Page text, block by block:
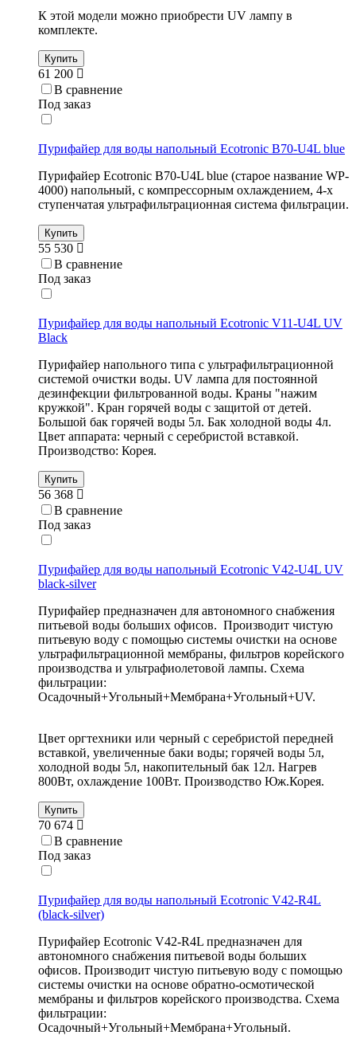
К этой модели можно приобрести UV лампу в
комплекте.
Купить
61 200
В сравнение
Под заказ
Пурифайер для воды напольный Ecotronic B70-U4L blue
Пурифайер Ecotronic B70-U4L blue (старое название WP-
4000) напольный, с компрессорным охлаждением, 4-х
ступенчатая ультрафильтрационная система фильтрации.
Купить
55 530
В сравнение
Под заказ
Пурифайер для воды напольный Ecotronic V11-U4L UV
Black
Пурифайер напольного типа с ультрафильтрационной
системой очистки воды. UV лампа для постоянной
дезинфекции фильтрованной воды. Краны "нажим
кружкой". Кран горячей воды с защитой от детей.
Большой бак горячей воды 5л. Бак холодной воды 4л.
Цвет аппарата: черный с серебристой вставкой.
Производство: Корея.
Купить
56 368
В сравнение
Под заказ
Пурифайер для воды напольный Ecotronic V42-U4L UV
black-silver
Пурифайер предназначен для автономного снабжения
питьевой воды больших офисов. Производит чистую
питьевую воду с помощью системы очистки на основе
ультрафильтрационной мембраны, фильтров корейского
производства и ультрафиолетовой лампы. Схема
фильтрации:
Осадочный+Угольный+Мембрана+Угольный+UV.
Цвет оргтехники или черный с серебристой передней
вставкой, увеличенные баки воды; горячей воды 5л,
холодной воды 5л, накопительный бак 12л. Нагрев
800Вт, охлаждение 100Вт. Производство Юж.Корея.
Купить
70 674
В сравнение
Под заказ
Пурифайер для воды напольный Ecotronic V42-R4L
(black-silver)
Пурифайер Ecotronic V42-R4L предназначен для
автономного снабжения питьевой воды больших
офисов. Производит чистую питьевую воду с помощью
системы очистки на основе обратно-осмотической
мембраны и фильтров корейского производства. Схема
фильтрации:
Осадочный+Угольный+Мембрана+Угольный.